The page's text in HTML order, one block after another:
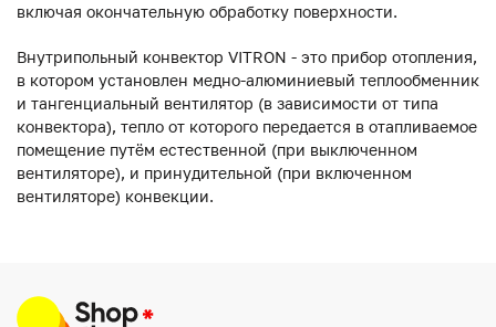
включая окончательную обработку поверхности.
Внутрипольный конвектор VITRON - это прибор отопления,
в котором установлен медно-алюминиевый теплообменник
и тангенциальный вентилятор (в зависимости от типа
конвектора), тепло от которого передается в отапливаемое
помещение путём естественной (при выключенном
вентиляторе), и принудительной (при включенном
вентиляторе) конвекции.